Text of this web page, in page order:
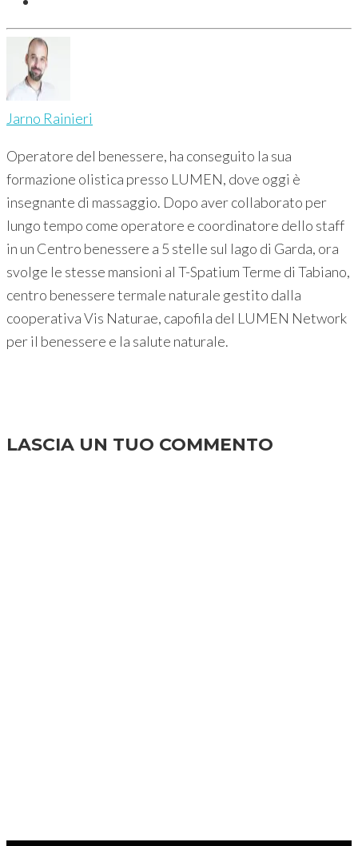
Jarno Rainieri
Operatore del benessere, ha conseguito la sua
formazione olistica presso LUMEN, dove oggi è
insegnante di massaggio. Dopo aver collaborato per
lungo tempo come operatore e coordinatore dello staff
in un Centro benessere a 5 stelle sul lago di Garda, ora
svolge le stesse mansioni al T-Spatium Terme di Tabiano,
centro benessere termale naturale gestito dalla
cooperativa Vis Naturae, capofila del LUMEN Network
per il benessere e la salute naturale.
LASCIA UN TUO COMMENTO